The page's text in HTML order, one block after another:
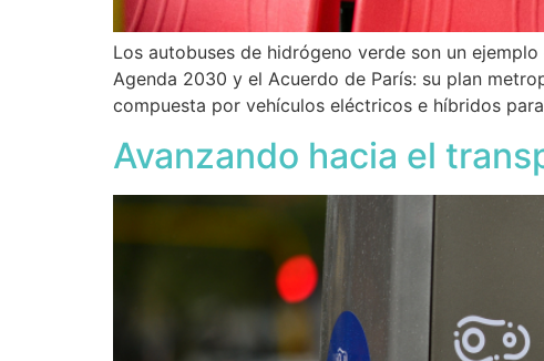
Los autobuses de hidrógeno verde son un
Agenda 2030 y el Acuerdo de París: su plan
compuesta por vehículos eléctricos e híbridos
Avanzando hacia el